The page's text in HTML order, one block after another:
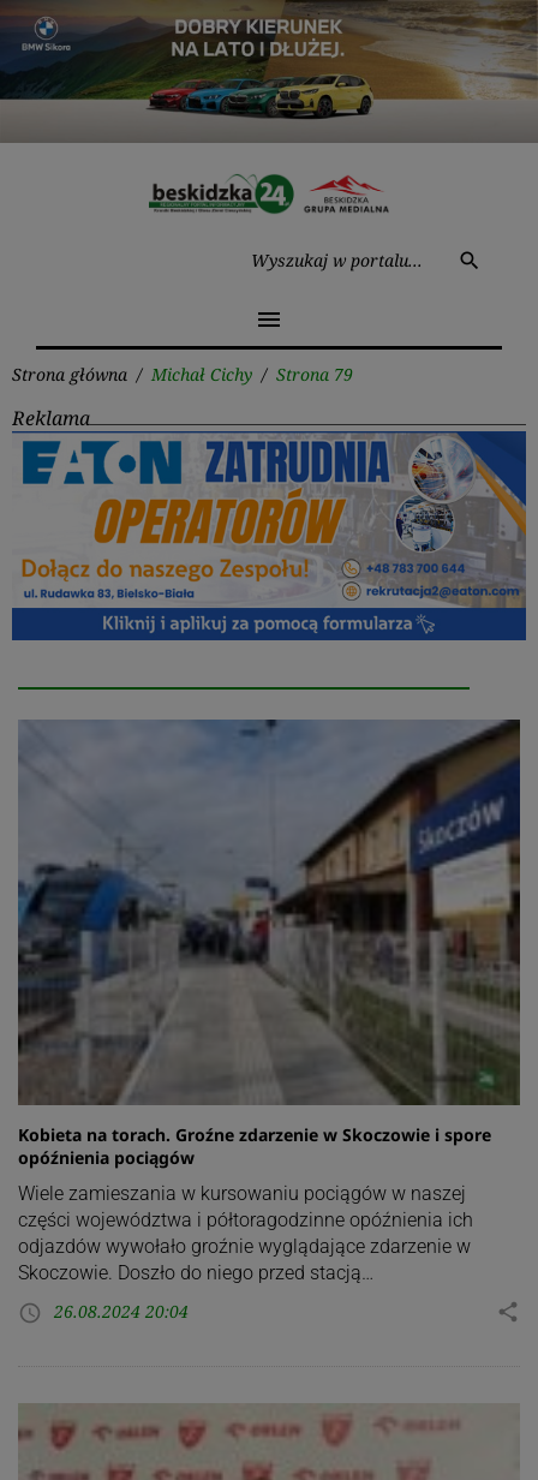
Przejdź
treści
search
menu
Strona główna / Michał Cichy / Strona 79
Reklama
Cichy
Kobieta na torach. Groźne zdarzenie w Skoczowie i spore
opóźnienia pociągów
Wiele zamieszania w kursowaniu pociągów w naszej
części województwa i półtoragodzinne opóźnienia ich
odjazdów wywołało groźnie wyglądające zdarzenie w
Skoczowie. Doszło do niego przed stacją…
access_time 26.08.2024 20:04 share